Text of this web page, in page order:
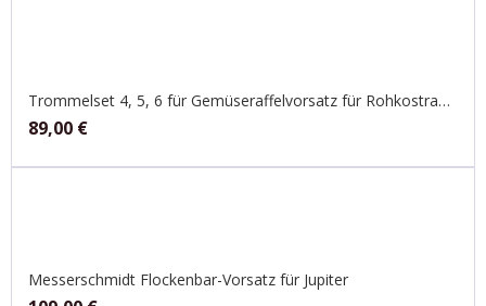
Trommelset 4, 5, 6 für Gemüseraffelvorsatz für Rohkostraffel , Jupiter
89,00 €
Messerschmidt Flockenbar-Vorsatz für Jupiter